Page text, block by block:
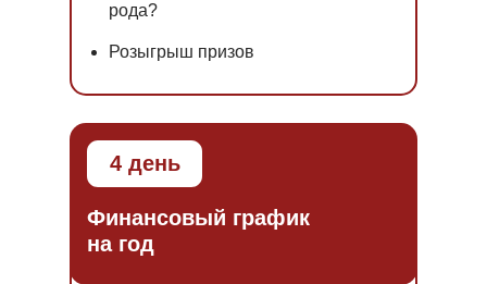
рода?
Розыгрыш призов
4 день
Финансовый график
на год